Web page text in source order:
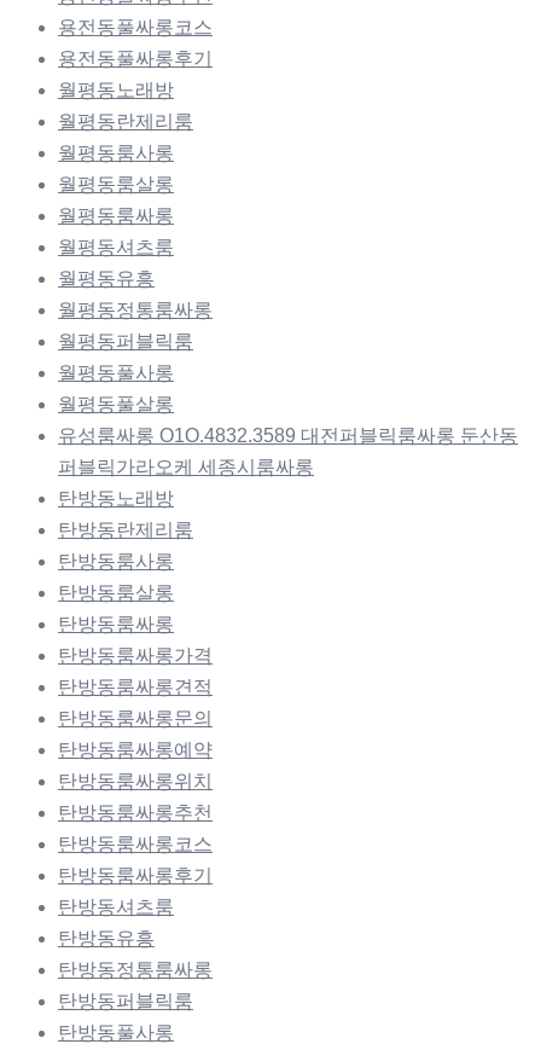
용전동풀싸롱코스
용전동풀싸롱후기
월평동노래방
월평동란제리룸
월평동룸사롱
월평동룸살롱
월평동룸싸롱
월평동셔츠룸
월평동유흥
월평동정통룸싸롱
월평동퍼블릭룸
월평동풀사롱
월평동풀살롱
유성룸싸롱 O1O.4832.3589 대전퍼블릭룸싸롱 둔산동
퍼블릭가라오케 세종시룸싸롱
탄방동노래방
탄방동란제리룸
탄방동룸사롱
탄방동룸살롱
탄방동룸싸롱
탄방동룸싸롱가격
탄방동룸싸롱견적
탄방동룸싸롱문의
탄방동룸싸롱예약
탄방동룸싸롱위치
탄방동룸싸롱추천
탄방동룸싸롱코스
탄방동룸싸롱후기
탄방동셔츠룸
탄방동유흥
탄방동정통룸싸롱
탄방동퍼블릭룸
탄방동풀사롱